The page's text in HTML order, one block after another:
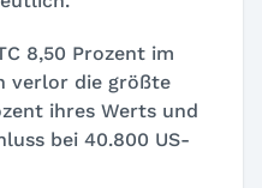
8,50 Prozent im
verlor die größte
ihres Werts und
bei 40.800 US-